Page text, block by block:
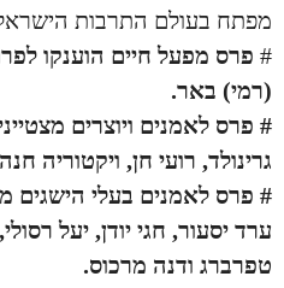
מפתח בעולם התרבות
# פרס מפעל חיים הוענקו
(רמי) באר.
# פרס לאמנים ויוצרים
גרינולד, רועי חן, ויקטוריה
# פרס לאמנים בעלי הישגים
ערד יסעור, חגי יודן, יעל
טפרברג ודנה מרכוס.